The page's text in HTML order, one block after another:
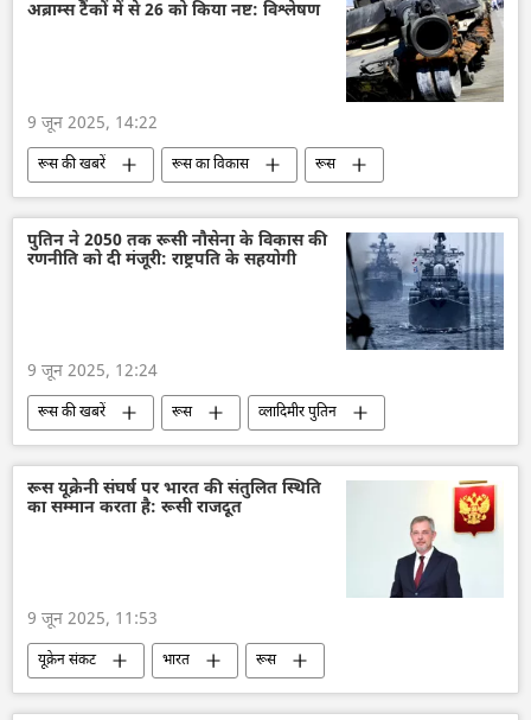
विशेष सैन्य अभियान
अब्राम्स टैंकों में से 26 को किया नष्ट: विश्लेषण
9 जून 2025, 14:22
रूस की खबरें रूस का विकास
रूस
मास्को
यूक्रेन की सुरक्षा सेवा (SBU)
यूक्रेन
यूक्रेन सशस्त्र बल
यूक्रेन का जवाबी हमला
विशेष सैन्य अभियान
अब्राम्स
अमेरिका
व्हाइट हाउस
पुतिन ने 2050 तक रूसी नौसेना के विकास की
रणनीति को दी मंजूरी: राष्ट्रपति के सहयोगी
9 जून 2025, 12:24
रूस की खबरें रूस
व्लादिमीर पुतिन
रूसी नौसेना
सैन्य तकनीकी सहयोग
विशेष सैन्य अभियान
रूसी सैन्य तकनीक
सैन्य प्रौद्योगिकी
रूस यूक्रेनी संघर्ष पर भारत की संतुलित स्थिति
का सम्मान करता है: रूसी राजदूत
9 जून 2025, 11:53
यूक्रेन संकट भारत
रूस
राजदूतावास
डेनिस अलीपोव
यूक्रेन